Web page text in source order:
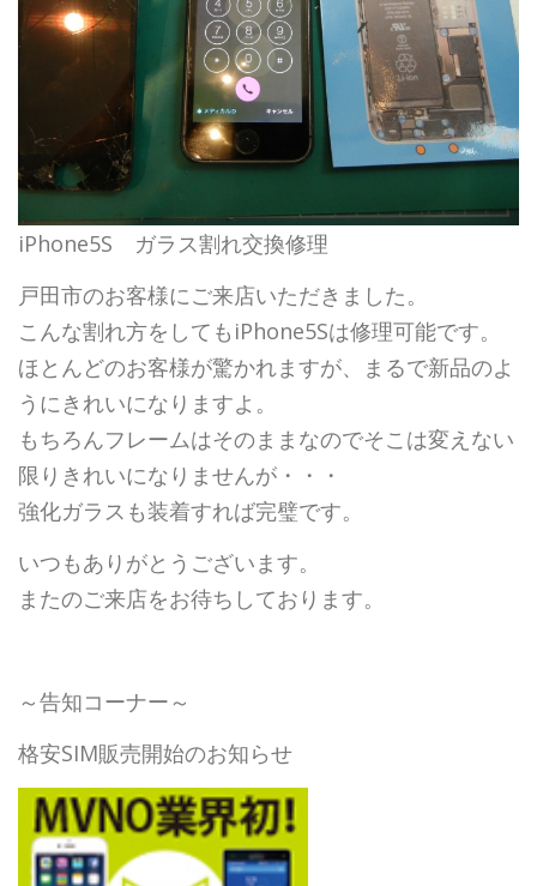
iPhone5S ガラス割れ交換修理
戸田市のお客様にご来店いただきました。
こんな割れ方をしてもiPhone5Sは修理可能です。
ほとんどのお客様が驚かれますが、まるで新品のよ
うにきれいになりますよ。
もちろんフレームはそのままなのでそこは変えない
限りきれいになりませんが・・・
強化ガラスも装着すれば完璧です。
いつもありがとうございます。
またのご来店をお待ちしております。
～告知コーナー～
格安SIM販売開始のお知らせ